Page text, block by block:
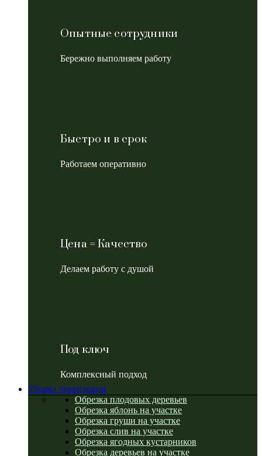
Опытные сотрудники
Бережно выполняем работу
Быстро и в срок
Работаем оперативно
Цена = Качество
Делаем работу с душой
Под ключ
Комплексный подход
Уборка территории
Обрезка плодовых деревьев
Обрезка яблонь на участке
Обрезка груши на участке
Обрезка слив на участке
Обрезка ягодных кустарников
Обрезка деревьев на участке